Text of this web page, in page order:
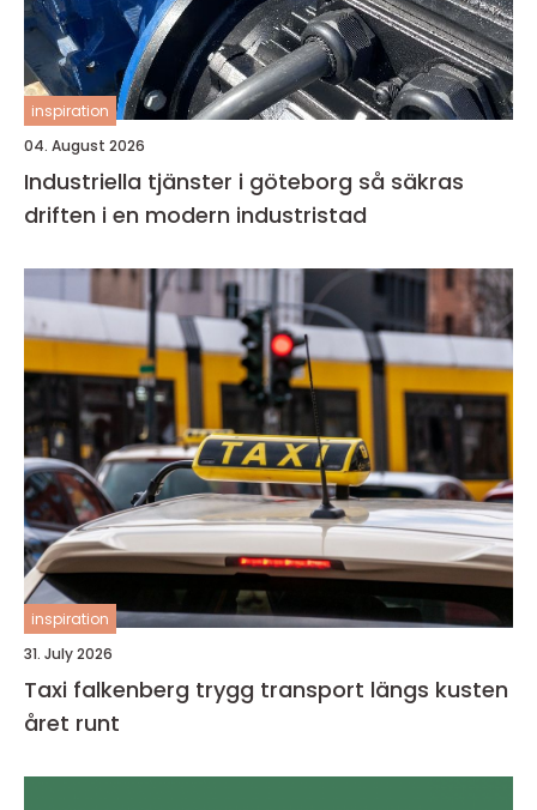
inspiration
04. August 2026
Industriella tjänster i göteborg så säkras
driften i en modern industristad
inspiration
31. July 2026
Taxi falkenberg trygg transport längs kusten
året runt